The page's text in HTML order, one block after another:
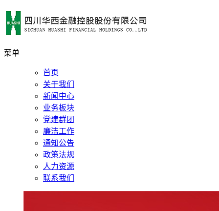
菜单
首页
关于我们
新闻中心
业务板块
党建群团
廉洁工作
通知公告
政策法规
人力资源
联系我们